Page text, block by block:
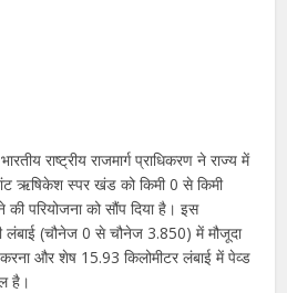
राष्ट्रीय राजमार्ग प्राधिकरण ने राज्य में
ऋषिकेश स्पर खंड को किमी 0 से किमी
परियोजना को सौंप दिया है। इस
लंबाई (चौनेज 0 से चौनेज 3.850) में मौजूदा
और शेष 15.93 किलोमीटर लंबाई में पेव्ड
है।